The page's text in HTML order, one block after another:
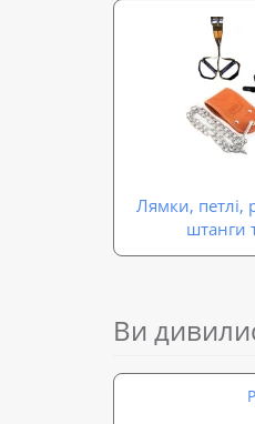
Лямки, петлі,
штанги
Ви